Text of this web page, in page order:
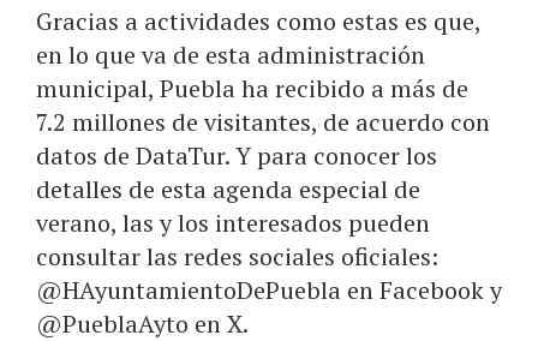
Gracias a actividades como estas es que,
en lo que va de esta administración
municipal, Puebla ha recibido a más de
7.2 millones de visitantes, de acuerdo con
datos de DataTur. Y para conocer los
detalles de esta agenda especial de
verano, las y los interesados pueden
consultar las redes sociales oficiales:
@HAyuntamientoDePuebla en Facebook y
@PueblaAyto en X.